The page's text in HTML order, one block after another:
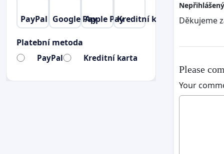
Děkujeme
Please
Your
PayPal Google PayApple PayKreditní karta
Platební metoda
PayPal Kreditní karta